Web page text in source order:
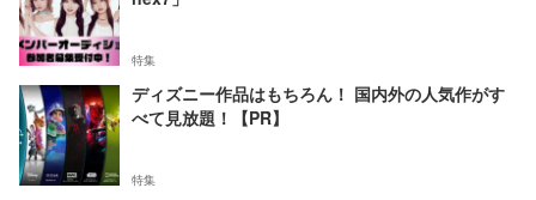
特集
ディズニー作品はもちろん！ 国内外の人気作がす
べて見放題！【PR】
特集